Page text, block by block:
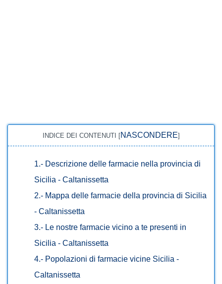
INDICE DEI CONTENUTI [NASCONDERE]
1.- Descrizione delle farmacie nella provincia di
Sicilia - Caltanissetta
2.- Mappa delle farmacie della provincia di Sicilia
- Caltanissetta
3.- Le nostre farmacie vicino a te presenti in
Sicilia - Caltanissetta
4.- Popolazioni di farmacie vicine Sicilia -
Caltanissetta